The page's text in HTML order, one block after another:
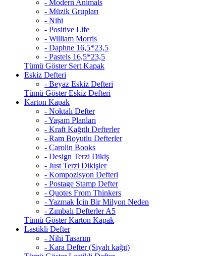
- Modern Animals
- Müzik Grupları
- Nihi
- Positive Life
- William Morris
- Daphne 16,5*23,5
- Pastels 16,5*23,5
Tümü Göster Sert Kapak
Eskiz Defteri
- Beyaz Eskiz Defteri
Tümü Göster Eskiz Defteri
Karton Kapak
- Noktalı Defter
- Yaşam Planları
- Kraft Kağıtlı Defterler
- Ram Boyutlu Defterler
- Carolin Books
- Design Terzi Dikiş
- Just Terzi Dikişler
- Kompozisyon Defteri
- Postage Stamp Defter
- Quotes From Thinkers
- Yazmak İçin Bir Milyon Neden
- Zımbalı Defterler A5
Tümü Göster Karton Kapak
Lastikli Defter
- Nihi Tasarım
- Kara Defter (Siyah kağıt)